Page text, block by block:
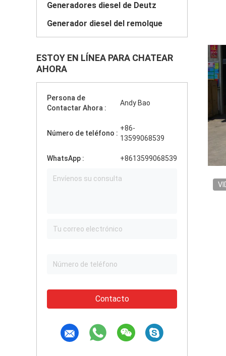
Generadores diesel de Deutz
Generador diesel del remolque
ESTOY EN LÍNEA PARA CHATEAR
AHORA
Persona de
Contactar Ahora :
Andy Bao
Número de teléfono :
+86-
13599068539
WhatsApp : +8613599068539
Contacto